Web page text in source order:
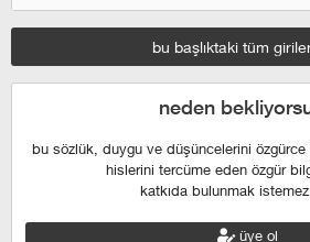
bu başlıktaki tüm
neden
bu sözlük, duygu ve düşüncelerini özgürce
hislerini tercüme eden özgür
katkıda bulunmak
üye ol